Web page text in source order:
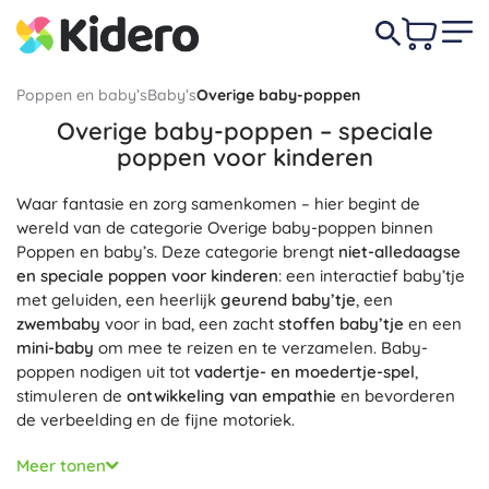
Poppen en baby’sBaby’sOverige baby-poppen
Overige baby-poppen – speciale
poppen voor kinderen
Waar fantasie en zorg samenkomen – hier begint de
wereld van de categorie Overige baby-poppen binnen
Poppen en baby’s. Deze categorie brengt niet-alledaagse
en speciale poppen voor kinderen: een interactief baby’tje
met geluiden, een heerlijk geurend baby’tje, een
zwembaby voor in bad, een zacht stoffen baby’tje en een
mini-baby om mee te reizen en te verzamelen. Baby-
poppen nodigen uit tot vadertje- en moedertje-spel,
stimuleren de ontwikkeling van empathie en bevorderen
de verbeelding en de fijne motoriek.
Kies baby-poppen in diverse uitvoeringen: met een
lijfjeom te knuffelen, realistische vinylpoppen met
Meer tonen